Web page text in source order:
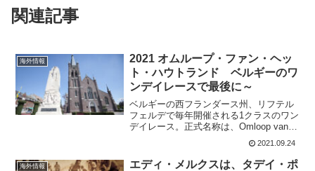
関連記事
海外情報
2021 オムループ・ファン・ヘッ
ト・ハウトランド ベルギーのワ
ンデイレースで最後に～
ベルギーの西フランダース州、リフテル
フェルデで毎年開催される1クラスのワン
デイレース。正式名称は、Omloop van
het Houtland Middelkerke-Lichtervelde。
ハウトランド（オランダ語でウッドラン
ド）とい...
2021.09.24
海外情報
エディ・メルクスは、タデイ・ポ